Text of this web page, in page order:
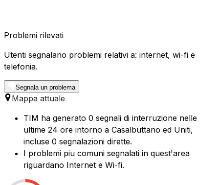
Problemi rilevati
Utenti segnalano problemi relativi a: internet, wi-fi e
telefonia.
Segnala un problema
Mappa attuale
TIM ha generato 0 segnali di interruzione nelle
ultime 24 ore intorno a Casalbuttano ed Uniti,
incluse 0 segnalazioni dirette.
I problemi piu comuni segnalati in quest'area
riguardano Internet e Wi-fi.